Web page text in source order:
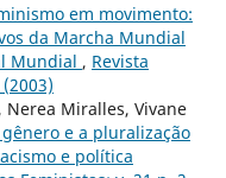
em movimento:
da Marcha Mundial
Mundial , Revista
Miralles, Vivane
e a pluralização
e política